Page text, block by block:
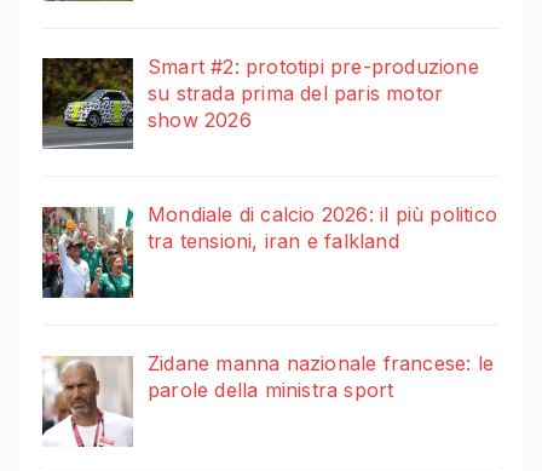
Smart #2: prototipi pre-produzione
su strada prima del paris motor
show 2026
Mondiale di calcio 2026: il più politico
tra tensioni, iran e falkland
Zidane manna nazionale francese: le
parole della ministra sport